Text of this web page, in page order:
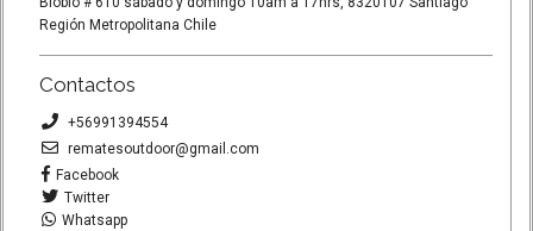
Región Metropolitana Chile
Contactos
+56991394554
rematesoutdoor@gmail.com
Facebook
Twitter
Whatsapp